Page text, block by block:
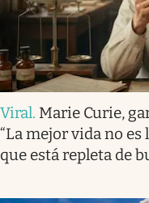
Viral. Marie Curie,
“La mejor vida no
que está repleta de